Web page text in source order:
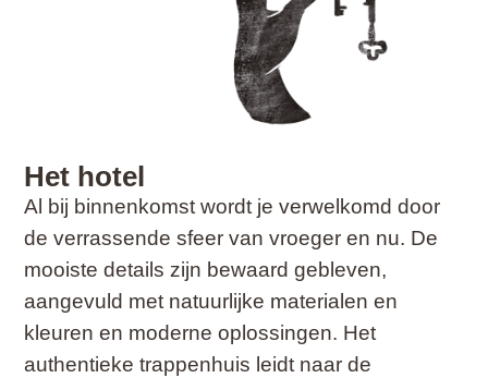
Het hotel
Al bij binnenkomst wordt je verwelkomd door
de verrassende sfeer van vroeger en nu. De
mooiste details zijn bewaard gebleven,
aangevuld met natuurlijke materialen en
kleuren en moderne oplossingen. Het
authentieke trappenhuis leidt naar de